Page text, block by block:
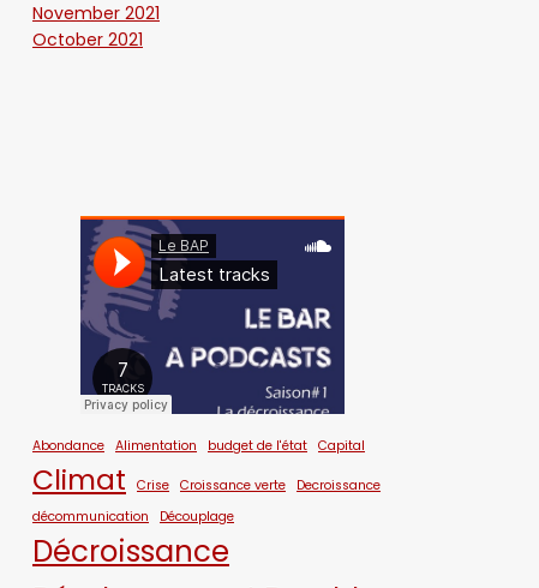
November 2021
October 2021
Abondance Alimentation budget de l'état Capital
Climat Crise Croissance verte
Decroissance
décommunication
Découplage
Décroissance